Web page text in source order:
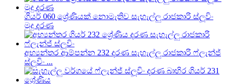
ගියර් 060 ශ්‍රේණියක් නොමැතිව සැහැල්ලු රාජකාරි ස්ලූවිං
මුදු දරණ
අභ්‍යන්තර ආම්පන්න 232 දරණ සැහැල්ලු රාජකාරි ෆ්ලැන්ජ්
ස්ලූවිං ...